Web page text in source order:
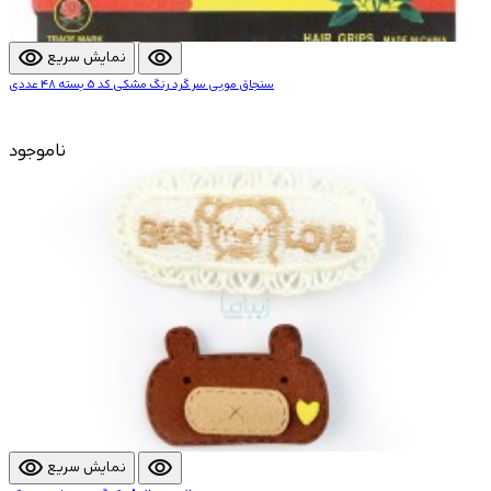
visibility نمایش سریع visibility
سنجاق مویی سر گرد رنگ مشکی کد 5 بسته 48 عددی
ناموجود
visibility نمایش سریع visibility